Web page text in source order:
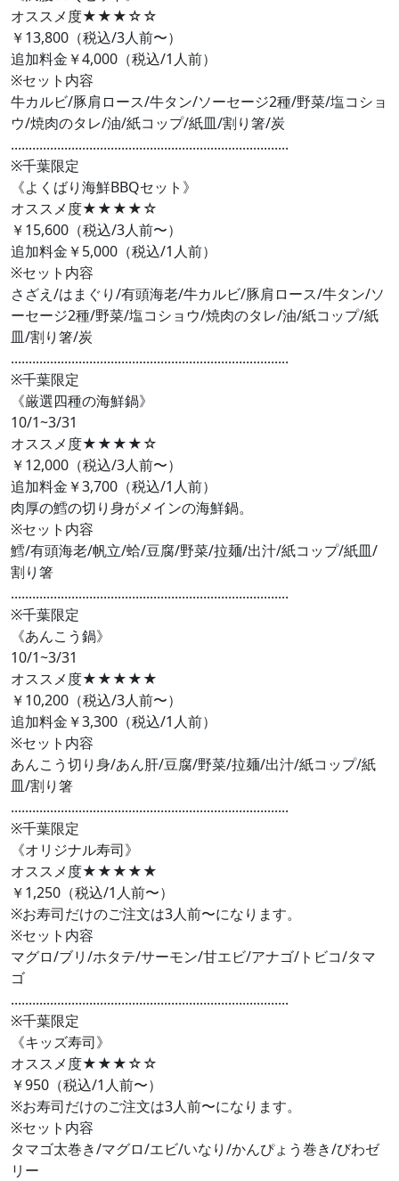
オススメ度★★★☆☆
￥13,800（税込/3人前〜）
追加料金￥4,000（税込/1人前）
※セット内容
牛カルビ/豚肩ロース/牛タン/ソーセージ2種/野菜/塩コショ
ウ/焼肉のタレ/油/紙コップ/紙皿/割り箸/炭
..............................................................................
※千葉限定
《よくばり海鮮BBQセット》
オススメ度★★★★☆
￥15,600（税込/3人前〜）
追加料金￥5,000（税込/1人前）
​※セット内容
さざえ/はまぐり/有頭海老/牛カルビ/豚肩ロース/牛タン/ソ
ーセージ2種/野菜/塩コショウ/焼肉のタレ/油/紙コップ/紙
皿/割り箸/炭
..............................................................................
※千葉限定
《厳選四種の海鮮鍋》
10/1~3/31
オススメ度★★★★☆
￥12,000（税込/3人前〜）
追加料金￥3,700（税込/1人前）
肉厚の鱈の切り身がメインの海鮮鍋。
※セット内容
鱈/有頭海老/帆立/蛤/豆腐/野菜/拉麺/出汁/紙コップ/紙皿/
割り箸
..............................................................................
※千葉限定
《あんこう鍋》
10/1~3/31
オススメ度★★★★★
￥10,200（税込/3人前〜）
追加料金￥3,300（税込/1人前）
​※セット内容
あんこう切り身/あん肝/豆腐/野菜/拉麺/出汁/紙コップ/紙
皿/割り箸
..............................................................................
※千葉限定
《オリジナル寿司》
オススメ度★★★★★
￥1,250（税込/1人前〜）
※お寿司だけのご注文は3人前〜になります。
※セット内容
マグロ/ブリ/ホタテ/サーモン/甘エビ/アナゴ/トビコ/タマ
ゴ
..............................................................................
※千葉限定
《キッズ寿司》
オススメ度★★★☆☆
￥950（税込/1人前〜）
※お寿司だけのご注文は3人前〜になります。
​※セット内容
タマゴ太巻き/マグロ/エビ/いなり/かんぴょう巻き/びわゼ
リー